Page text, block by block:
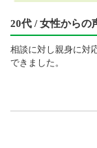
20代 / 女性からの
相談に対し親身に対
できました。